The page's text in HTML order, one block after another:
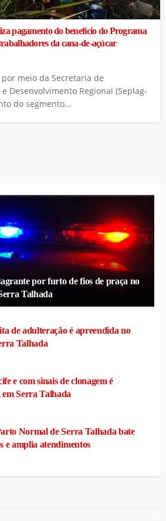
pagamento do benefício do Programa
da cana-de-açúcar
por meio da Secretaria de
Desenvolvimento Regional (Seplag-
do segmento...
por furto de fios de praça no
Talhada
de adulteração é apreendida no
Talhada
e com sinais de clonagem é
Serra Talhada
Normal de Serra Talhada bate
e amplia atendimentos